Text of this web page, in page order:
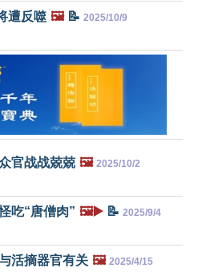
遭反噬 🖼️📝 2025/10/9
官战战兢兢 🖼️ 2025/10/2
吃“唐僧肉” 🖼️▶️ 📝 2025/9/4
活摘器官有关 🖼️ 2025/4/15